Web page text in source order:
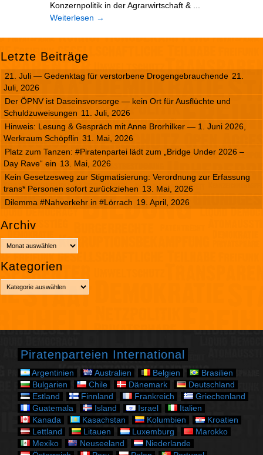
Konzernpolitik in der Agrarwirtschaft & ...
Weiterlesen →
Letzte Beiträge
21. Juli — Gedenktag für verstorbene Drogengebrauchende 21.
Juli, 2026
Der ÖPNV ist Daseinsvorsorge — kein Ort für Ausflüchte und
Schuldzuweisungen 11. Juli, 2026
Hinweis: Lesung & Gespräch mit Anne Brorhilker — 1. Juni 2026,
Werkraum Schöpflin 31. Mai, 2026
Platz zum Tanzen: #Piratenpartei lädt zum „Bridge Under 2026 –
Day Rave“ ein 13. Mai, 2026
Kein Gesetzesweg zur Stigmatisierung: Verordnung zur Erfassung
trans* Personen sofort zurückziehen 13. Mai, 2026
Dilemma #Nahverkehr in #Lörrach 19. April, 2026
Archiv
r
c
Kategorien
a
g
Piratenparteien International
Argentinien Australien Belgien
Brasilien
Bulgarien
Chile Dänemark
Deutschland
Estland
Finnland Frankreich
Griechenland
Guatemala
Island Israel
Italien
Kanada
Kasachstan Kolumbien
Kroatien
Lettland
Litauen Luxemburg
Marokko
Mexiko
Neuseeland
Niederlande